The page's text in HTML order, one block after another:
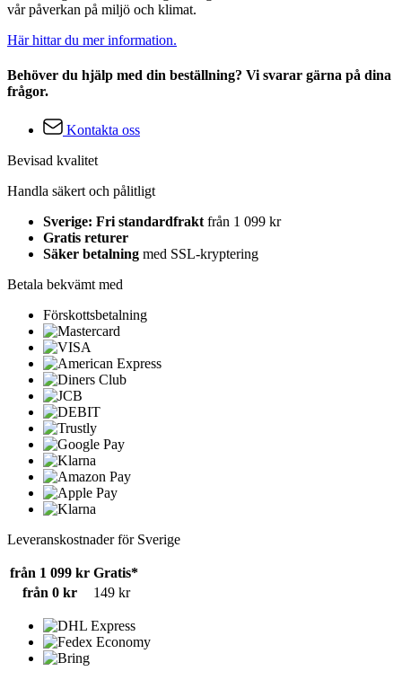
vår påverkan på miljö och klimat.
Här hittar du mer information.
Behöver du hjälp med din beställning? Vi svarar gärna på dina
frågor.
Kontakta oss
Bevisad kvalitet
Handla säkert och pålitligt
Sverige: Fri standardfrakt från 1 099 kr
Gratis returer
Säker betalning med SSL-kryptering
Betala bekvämt med
Förskottsbetalning
Leveranskostnader för Sverige
från 1 099 kr Gratis*
från 0 kr
149 kr